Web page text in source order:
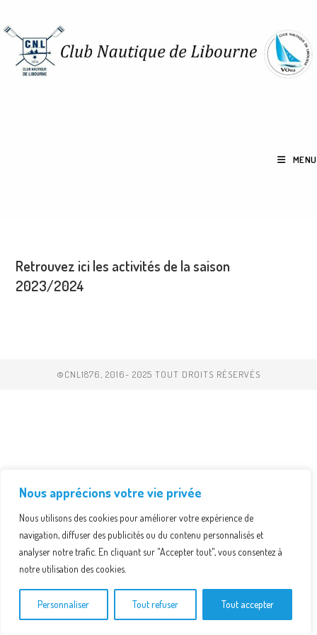
Nous apprécions votre vie privée
Nous utilisons des cookies pour améliorer votre expérience de
navigation, diffuser des publicités ou du contenu personnalisés et
analyser notre trafic. En cliquant sur "Accepter tout", vous consentez à
notre utilisation des cookies.
Personnaliser Tout refuser Tout accepter
MENU
Retrouvez ici les activités de la saison
2023/2024
©CNL1876, 2016- 2025 TOUT DROITS RÉSERVÉS